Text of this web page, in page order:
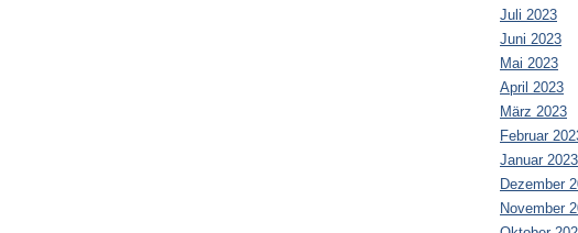
Juli 2023
Juni 2023
Mai 2023
April 2023
März 2023
Februar
Januar 2023
Dezember
November